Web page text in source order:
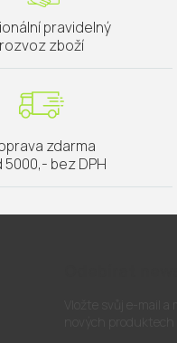
pravidelný
rozvoz zboží
zdarma
5000,- bez DPH